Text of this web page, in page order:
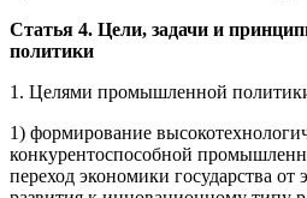
Статья 4. Цели, задачи и
политики
1. Целями промышленной
1) формирование
конкурентоспособной
переход экономики государства от